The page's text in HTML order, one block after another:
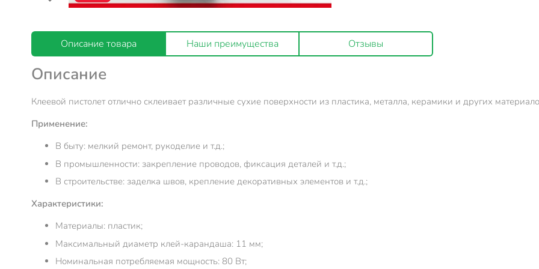
Описание товара Наши преимущества Отзывы
Описание
Клеевой пистолет отлично склеивает различные сухие поверхности из пластика, металла, керамики и других
Применение:
В быту: мелкий ремонт, рукоделие и т.д.;
В промышленности: закрепление проводов, фиксация деталей и т.д.;
В строительстве: заделка швов, крепление декоративных элементов и т.д.;
Характеристики:
Материалы: пластик;
Максимальный диаметр клей-карандаша: 11 мм;
Номинальная потребляемая мощность: 80 Вт;